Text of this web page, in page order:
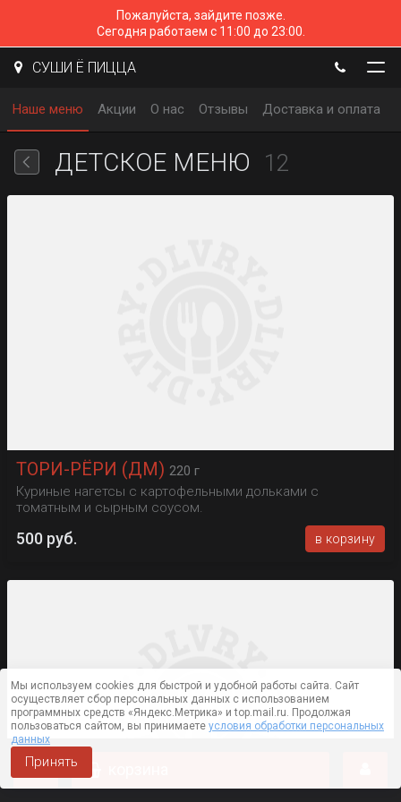
Пожалуйста, зайдите позже.
Сегодня работаем с 11:00 до 23:00.
СУШИ Ё ПИЦЦА
Наше меню Акции О нас Отзывы Доставка и оплата
ДЕТСКОЕ МЕНЮ 12
ТОРИ-РЁРИ (ДМ) 220 г
Куриные нагетсы с картофельными дольками с
томатным и сырным соусом.
500 руб. в корзину
Мы используем cookies для быстрой и удобной работы сайта. Сайт
осуществляет сбор персональных данных с использованием
программных средств «Яндекс.Метрика» и top.mail.ru. Продолжая
пользоваться сайтом, вы принимаете условия обработки персональных
данных
Принять